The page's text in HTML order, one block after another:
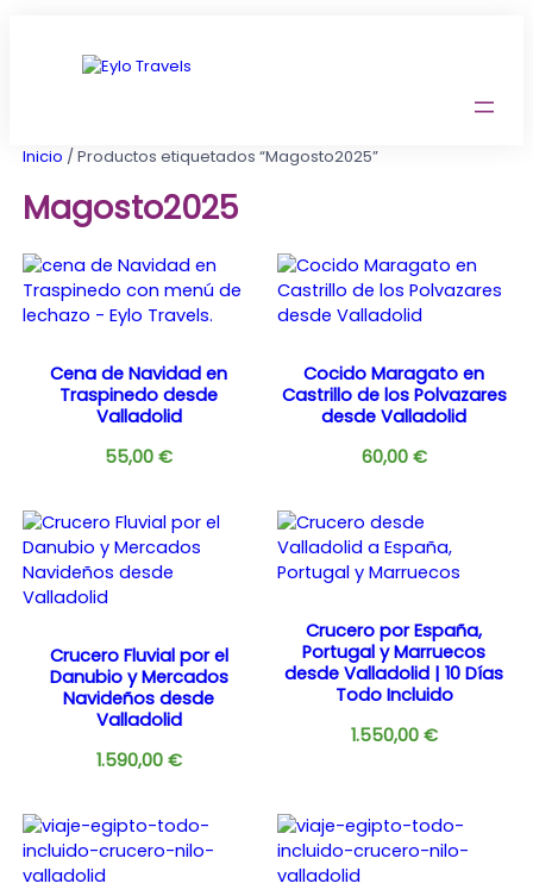
contenido
Inicio / Productos etiquetados “Magosto2025”
Magosto2025
Cena de Navidad en
Traspinedo desde
Valladolid
55,00€
Cocido Maragato en
Castrillo de los Polvazares
desde Valladolid
60,00 €
Crucero Fluvial por el
Danubio y Mercados
Navideños desde
Valladolid
1.590,00 €
Crucero por España,
Portugal y Marruecos
desde Valladolid | 10 Días
Todo Incluido
1.550,00 €